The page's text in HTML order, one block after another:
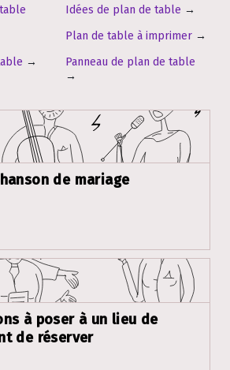
Idées de plan de table →
Plan de table à imprimer →
→
Panneau de plan de table
→
de mariage
à poser à un lieu de
de réserver